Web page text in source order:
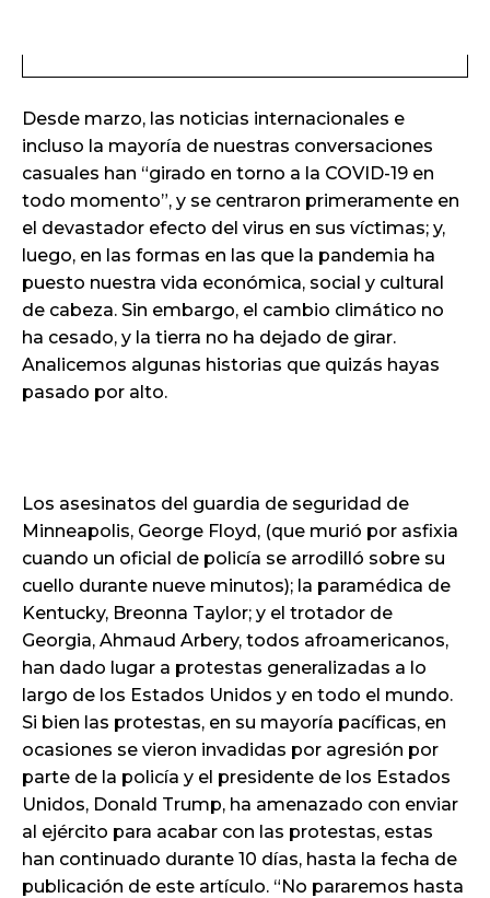
Desde marzo, las noticias internacionales e
incluso la mayoría de nuestras conversaciones
casuales han “girado en torno a la COVID-19 en
todo momento”, y se centraron primeramente en
el devastador efecto del virus en sus víctimas; y,
luego, en las formas en las que la pandemia ha
puesto nuestra vida económica, social y cultural
de cabeza. Sin embargo, el cambio climático no
ha cesado, y la tierra no ha dejado de girar.
Analicemos algunas historias que quizás hayas
pasado por alto.
Los asesinatos del guardia de seguridad de
Minneapolis, George Floyd, (que murió por asfixia
cuando un oficial de policía se arrodilló sobre su
cuello durante nueve minutos); la paramédica de
Kentucky, Breonna Taylor; y el trotador de
Georgia, Ahmaud Arbery, todos afroamericanos,
han dado lugar a protestas generalizadas a lo
largo de los Estados Unidos y en todo el mundo.
Si bien las protestas, en su mayoría pacíficas, en
ocasiones se vieron invadidas por agresión por
parte de la policía y el presidente de los Estados
Unidos, Donald Trump, ha amenazado con enviar
al ejército para acabar con las protestas, estas
han continuado durante 10 días, hasta la fecha de
publicación de este artículo. “No pararemos hasta